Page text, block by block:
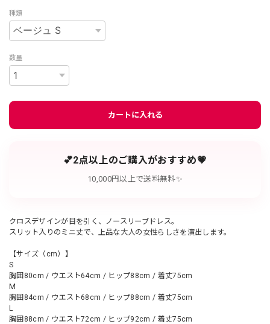
種類
数量
カートに入れる
💕2点以上のご購入がおすすめ💗
10,000円以上で送料無料✨
クロスデザインが目を引く、ノースリーブドレス。
スリット入りのミニ丈で、上品な大人の女性らしさを演出します。
【サイズ（cm）】
S
胸囲80cm / ウエスト64cm / ヒップ88cm / 着丈75cm
M
胸囲84cm / ウエスト68cm / ヒップ88cm / 着丈75cm
L
胸囲88cm / ウエスト72cm / ヒップ92cm / 着丈75cm